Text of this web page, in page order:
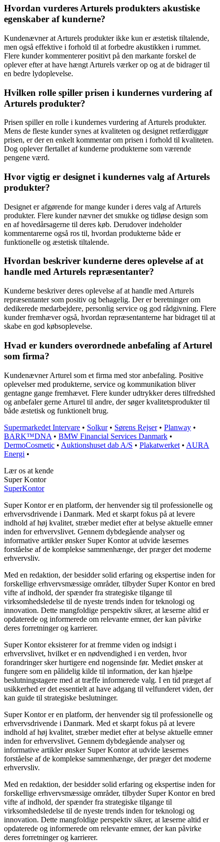
Hvordan vurderes Arturels produkters akustiske
egenskaber af kunderne?
Kundenævner at Arturels produkter ikke kun er æstetisk tiltalende,
men også effektive i forhold til at forbedre akustikken i rummet.
Flere kunder kommenterer positivt på den markante forskel de
oplever efter at have hængt Arturels værker op og at de bidrager til
en bedre lydoplevelse.
Hvilken rolle spiller prisen i kundernes vurdering af
Arturels produkter?
Prisen spiller en rolle i kundernes vurdering af Arturels produkter.
Mens de fleste kunder synes at kvaliteten og designet retfærdiggør
prisen, er der en enkelt kommentar om prisen i forhold til kvaliteten.
Dog oplever flertallet af kunderne produkterne som værende
pengene værd.
Hvor vigtig er designet i kundernes valg af Arturels
produkter?
Designet er afgørende for mange kunder i deres valg af Arturels
produkter. Flere kunder nævner det smukke og tidløse design som
en af hovedårsagerne til deres køb. Derudover indeholder
kommentarerne også ros til, hvordan produkterne både er
funktionelle og æstetisk tiltalende.
Hvordan beskriver kunderne deres oplevelse af at
handle med Arturels repræsentanter?
Kunderne beskriver deres oplevelse af at handle med Arturels
repræsentanter som positiv og behagelig. Der er beretninger om
dedikerede medarbejdere, personlig service og god rådgivning. Flere
kunder fremhæver også, hvordan repræsentanterne har bidraget til at
skabe en god købsoplevelse.
Hvad er kunders overordnede anbefaling af Arturel
som firma?
Kundenævner Arturel som et firma med stor anbefaling. Positive
oplevelser med produkterne, service og kommunikation bliver
gentagne gange fremhævet. Flere kunder udtrykker deres tilfredshed
og anbefaler gerne Arturel til andre, der søger kvalitetsprodukter til
både æstetisk og funktionelt brug.
Supermarkedet Intervare • Solkur• Sørens Rejser• Planway •
BARK™DNA • BMW Financial Services Danmark •
DermoCosmetic • Auktionshuset dab A/S • Plakatwerket • AURA
Energi •
Lær os at kende
Super Kontor
SuperKontor
Super Kontor er en platform, der henvender sig til professionelle og
erhvervsdrivende i Danmark. Med et skarpt fokus på at levere
indhold af høj kvalitet, stræber mediet efter at belyse aktuelle emner
inden for erhvervslivet. Gennem dybdegående analyser og
informative artikler ønsker Super Kontor at udvide læsernes
forståelse af de komplekse sammenhænge, der præger det moderne
erhvervsliv.
Med en redaktion, der besidder solid erfaring og ekspertise inden for
forskellige erhvervsmæssige områder, tilbyder Super Kontor en bred
vifte af indhold, der spænder fra strategiske tilgange til
virksomhedsledelse til de nyeste trends inden for teknologi og
innovation. Dette mangfoldige perspektiv sikrer, at læserne altid er
opdaterede og informerede om relevante emner, der kan påvirke
deres forretninger og karrierer.
Super Kontor eksisterer for at fremme viden og indsigt i
erhvervslivet, hvilket er en nødvendighed i en verden, hvor
forandringer sker hurtigere end nogensinde før. Mediet ønsker at
fungere som en pålidelig kilde til information, der kan hjælpe
beslutningstagere med at træffe informerede valg. I en tid præget af
usikkerhed er det essentielt at have adgang til velfunderet viden, der
kan guide til strategiske beslutninger.
Super Kontor er en platform, der henvender sig til professionelle og
erhvervsdrivende i Danmark. Med et skarpt fokus på at levere
indhold af høj kvalitet, stræber mediet efter at belyse aktuelle emner
inden for erhvervslivet. Gennem dybdegående analyser og
informative artikler ønsker Super Kontor at udvide læsernes
forståelse af de komplekse sammenhænge, der præger det moderne
erhvervsliv.
Med en redaktion, der besidder solid erfaring og ekspertise inden for
forskellige erhvervsmæssige områder, tilbyder Super Kontor en bred
vifte af indhold, der spænder fra strategiske tilgange til
virksomhedsledelse til de nyeste trends inden for teknologi og
innovation. Dette mangfoldige perspektiv sikrer, at læserne altid er
opdaterede og informerede om relevante emner, der kan påvirke
deres forretninger og karrierer.